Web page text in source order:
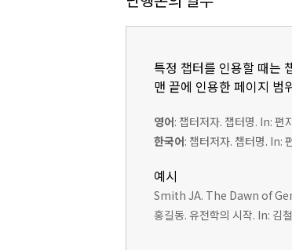
특정 챕터를 인용할 때는
맨 끝에 인용한 페이지 범
영어: 챕터저자. 챕터명. In:
한국어: 챕터저자. 챕터명. In:
예시
Smith JA. The Dawn of
홍길동. 유전학의 시작. In: 김